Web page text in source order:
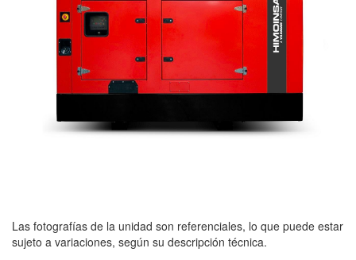
Las fotografías de la unidad son referenciales, lo que puede estar
sujeto a variaciones, según su descripción técnica.